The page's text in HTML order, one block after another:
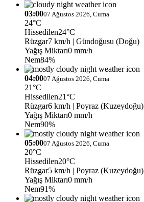
03:0007 Ağustos 2026, Cuma
24°C
Hissedilen24°C
Rüzgar7 km/h | Gündoğusu (Doğu)
Yağış Miktarı0 mm/h
Nem84%
04:0007 Ağustos 2026, Cuma
21°C
Hissedilen21°C
Rüzgar6 km/h | Poyraz (Kuzeydoğu)
Yağış Miktarı0 mm/h
Nem90%
05:0007 Ağustos 2026, Cuma
20°C
Hissedilen20°C
Rüzgar5 km/h | Poyraz (Kuzeydoğu)
Yağış Miktarı0 mm/h
Nem91%